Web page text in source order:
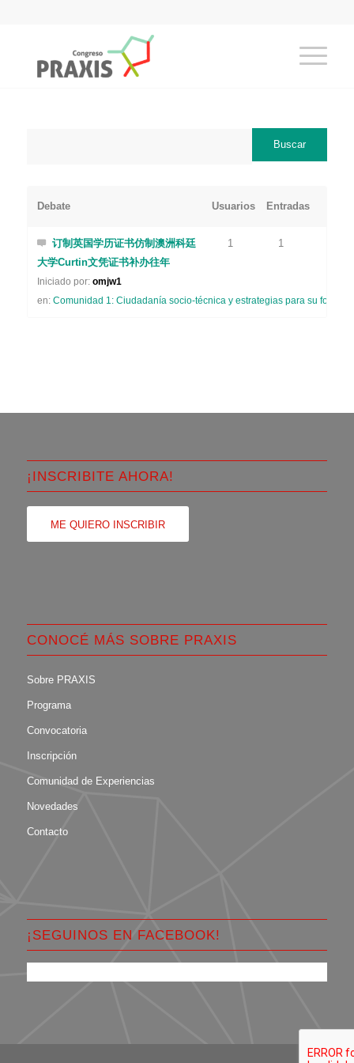
Debate Usuarios Entradas
订制英国学历证书仿制澳洲科廷
大学Curtin文凭证书补办往年
Iniciado por: omjw1
en: Comunidad 1: Ciudadanía socio-técnica y estrategias para su
1 1
¡INSCRIBITE AHORA!
ME QUIERO INSCRIBIR
CONOCÉ MÁS SOBRE PRAXIS
Sobre PRAXIS
Programa
Convocatoria
Inscripción
Comunidad de Experiencias
Novedades
Contacto
¡SEGUINOS EN FACEBOOK!